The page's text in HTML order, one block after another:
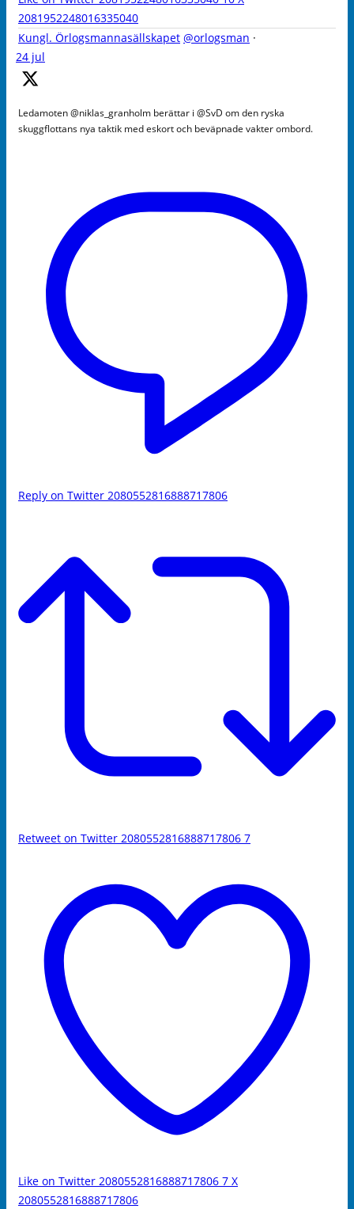
2081952248016335040
Kungl. Örlogsmannasällskapet @orlogsman ·
24 jul
Ledamoten @niklas_granholm berättar i @SvD om den ryska
skuggflottans nya taktik med eskort och beväpnade vakter ombord.
Reply on Twitter 2080552816888717806
Retweet on Twitter 2080552816888717806 7
Like on Twitter 2080552816888717806 7 X
2080552816888717806